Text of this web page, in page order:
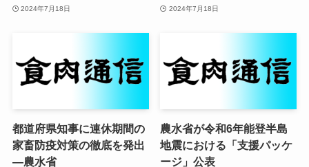
2024年7月18日 2024年7月18日
都道府県知事に連休期間の
家畜防疫対策の徹底を発出
—農水省
農水省が令和6年能登半島
地震における「支援パッケ
ージ」公表